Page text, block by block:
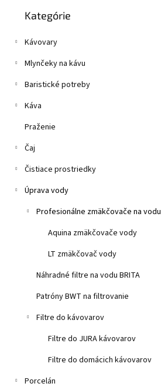
n
e
kategórie
Kategórie
Kávovary
Mlynčeky na kávu
Baristické potreby
Káva
Praženie
Čaj
Čistiace prostriedky
Úprava vody
Profesionálne zmäkčovače na vodu
Aquina zmäkčovače vody
LT zmäkčovač vody
Náhradné filtre na vodu BRITA
Patróny BWT na filtrovanie
Filtre do kávovarov
Filtre do JURA kávovarov
Filtre do domácich kávovarov
Porcelán